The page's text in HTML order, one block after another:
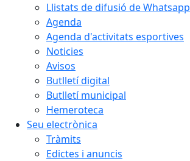
Llistats de difusió de Whatsapp
Agenda
Agenda d'activitats esportives
Noticies
Avisos
Butlletí digital
Butlletí municipal
Hemeroteca
Seu electrònica
Tràmits
Edictes i anuncis